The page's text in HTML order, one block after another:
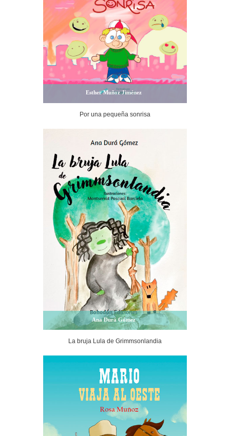
Esther Muñoz Jiménez
Por una pequeña sonrisa
Ana Durá Gómez
La bruja Lula de Grimmsonlandia